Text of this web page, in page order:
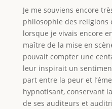
Je me souviens encore
philosophie des religions
lorsque je vivais encore
maître de la mise en
pouvait compter une
leur inspirait un
part entre la peur et
hypnotisant, conservant
de ses auditeurs et